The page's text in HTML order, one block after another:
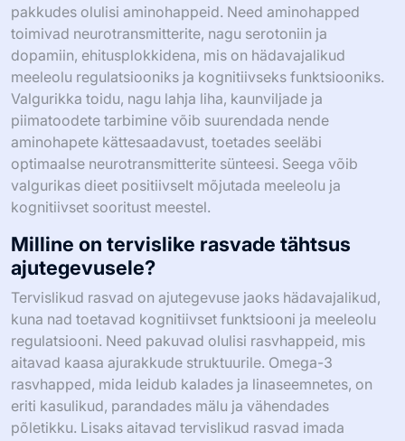
pakkudes olulisi aminohappeid. Need aminohapped
toimivad neurotransmitterite, nagu serotoniin ja
dopamiin, ehitusplokkidena, mis on hädavajalikud
meeleolu regulatsiooniks ja kognitiivseks funktsiooniks.
Valgurikka toidu, nagu lahja liha, kaunviljade ja
piimatoodete tarbimine võib suurendada nende
aminohapete kättesaadavust, toetades seeläbi
optimaalse neurotransmitterite sünteesi. Seega võib
valgurikas dieet positiivselt mõjutada meeleolu ja
kognitiivset sooritust meestel.
Milline on tervislike rasvade tähtsus
ajutegevusele?
Tervislikud rasvad on ajutegevuse jaoks hädavajalikud,
kuna nad toetavad kognitiivset funktsiooni ja meeleolu
regulatsiooni. Need pakuvad olulisi rasvhappeid, mis
aitavad kaasa ajurakkude struktuurile. Omega-3
rasvhapped, mida leidub kalades ja linaseemnetes, on
eriti kasulikud, parandades mälu ja vähendades
põletikku. Lisaks aitavad tervislikud rasvad imada